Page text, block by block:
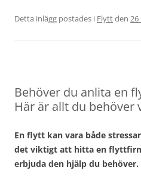
Detta inlägg postades i Flyttden 26
Behöver du anlita en
Här är allt du behöver
En flytt kan vara både
det viktigt att hitta en
erbjuda den hjälp du behöver.